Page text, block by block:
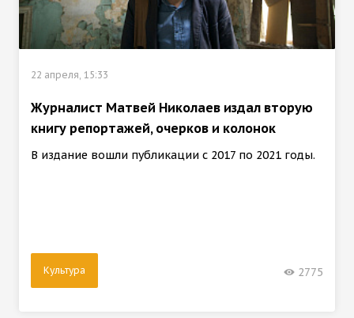
22 апреля, 15:33
Журналист Матвей Николаев издал вторую
книгу репортажей, очерков и колонок
В издание вошли публикации с 2017 по 2021 годы.
Культура 2775